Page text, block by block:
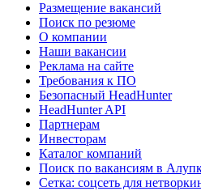
Размещение вакансий
Поиск по резюме
О компании
Наши вакансии
Реклама на сайте
Требования к ПО
Безопасный HeadHunter
HeadHunter API
Партнерам
Инвесторам
Каталог компаний
Поиск по вакансиям в
Сетка: соцсеть для